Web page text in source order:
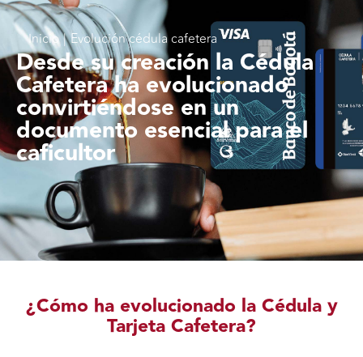
Inicio | Evolución cédula cafetera
Desde su creación la Cédula
Cafetera ha evolucionado
convirtiéndose en un
documento esencial para el
caficultor
¿Cómo ha evolucionado la Cédula y
Tarjeta Cafetera?